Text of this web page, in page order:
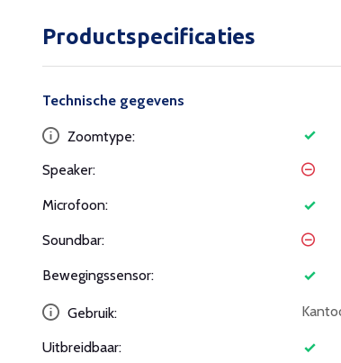
Productspecificaties
Technische gegevens
Zoomtype:
Speaker:
Microfoon:
Soundbar:
Bewegingssensor:
Gebruik:
Uitbreidbaar: